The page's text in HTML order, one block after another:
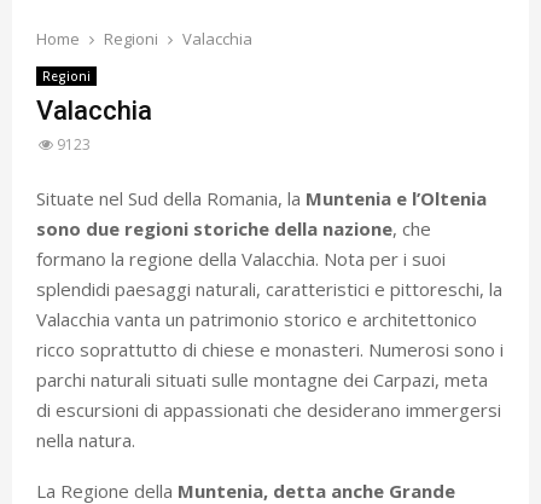
Home Regioni Valacchia
Regioni
Valacchia
9123
Situate nel Sud della Romania, la Muntenia e l’Oltenia
sono due regioni storiche della nazione, che
formano la regione della Valacchia. Nota per i suoi
splendidi paesaggi naturali, caratteristici e pittoreschi, la
Valacchia vanta un patrimonio storico e architettonico
ricco soprattutto di chiese e monasteri. Numerosi sono i
parchi naturali situati sulle montagne dei Carpazi, meta
di escursioni di appassionati che desiderano immergersi
nella natura.
La Regione della Muntenia, detta anche Grande